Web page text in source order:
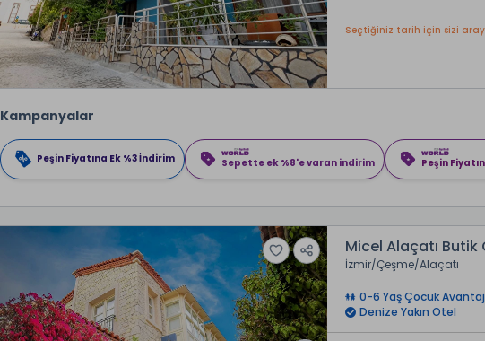
Seçtiğiniz tarih için sizi
Kampanyalar
Peşin Fiyatına Ek %3 İndirim Sepette ek %8'e varan indirim Peşin
Micel Alaçatı Butik
İzmir Çeşme Alaçatı
0-6 Yaş Çocuk
Denize Yakın Otel